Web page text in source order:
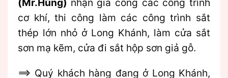
cơ khí, thi công làm các công trình sắt
thép lớn nhỏ ở Long Khánh, làm cửa sắt
sơn mạ kẽm, cửa đi sắt hộp sơn giả gỗ.
==> Quý khách hàng đang ở Long Khánh,